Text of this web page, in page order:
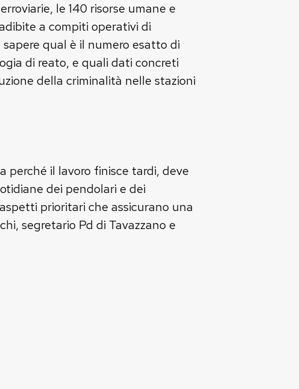
le 140 risorse umane e
a compiti operativi di
qual è il numero esatto di
di reato, e quali dati concreti
della criminalità nelle stazioni
perché il lavoro finisce tardi, deve
dei pendolari e dei
prioritari che assicurano una
segretario Pd di Tavazzano e